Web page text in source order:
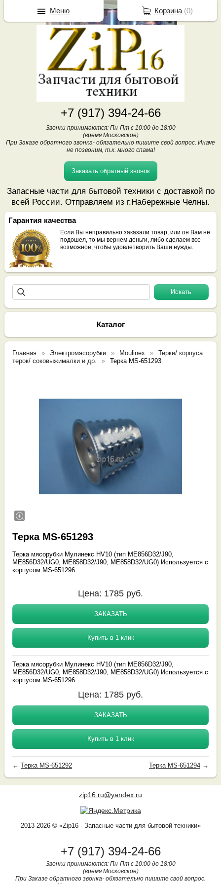
+7 (917) 394-24-66
Звонки принимаются: Пн-Пт с 10:00 до 18:00
(время Московское)
При Заказе обратного звонка- обязательно пишите свой вопрос. Иначе
не позвоним, т.к. много спама!
Заказать обратный звонок
Запасные части для бытовой техники с доставкой по
всей России. Отправляем из г.Набережные Челны.
Гарантия качества
Если Вы неправильно заказали товар, или он Вам не
подошел, то мы вернем деньги, либо сделаем все
возможное, чтобы удовлетворить Ваши нужды.
Каталог
Главная Электромясорубки Moulinex
Терки/ корпуса
терок/ соковыжималки и др.
Терка MS-651293
Терка MS-651293
Терка мясорубки Мулинекс HV10 (тип ME856D32/J90,
ME856D32/UG0, ME858D32/J90, ME858D32/UG0) Используется с
корпусом MS-651296
Цена: 1785 руб.
ЗАКАЗАТЬ
Купить в 1 клик
Терка мясорубки Мулинекс HV10 (тип ME856D32/J90,
ME856D32/UG0, ME858D32/J90, ME858D32/UG0) Используется с
корпусом MS-651296
Цена: 1785 руб.
ЗАКАЗАТЬ
Купить в 1 клик
←Терка MS-651292 Терка MS-651294→
zip16.ru@yandex.ru
2013-2026 © «Zip16 - Запасные части для бытовой техники»
+7 (917) 394-24-66
Звонки принимаются: Пн-Пт с 10:00 до 18:00
(время Московское)
При Заказе обратного звонка- обязательно пишите свой вопрос.
Корзина(0)
Меню